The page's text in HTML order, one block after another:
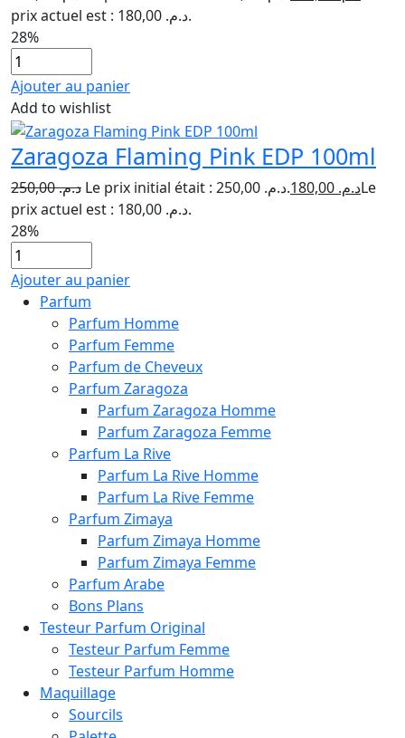
prix actuel est : د.م. 180,00.
28%
Ajouter au panier
Add to wishlist
Zaragoza Flaming Pink EDP 100ml
د.م.250,00 Le prix initial était : د.م. 250,00. د.م.Le
prix actuel est : د.م. 180,00.
28%
Ajouter au panier
Parfum
Parfum Homme
Parfum Femme
Parfum de Cheveux
Parfum Zaragoza
Parfum Zaragoza Homme
Parfum Zaragoza Femme
Parfum La Rive
Parfum La Rive Homme
Parfum La Rive Femme
Parfum Zimaya
Parfum Zimaya Homme
Parfum Zimaya Femme
Parfum Arabe
Bons Plans
Testeur Parfum Original
Testeur Parfum Femme
Testeur Parfum Homme
Maquillage
Sourcils